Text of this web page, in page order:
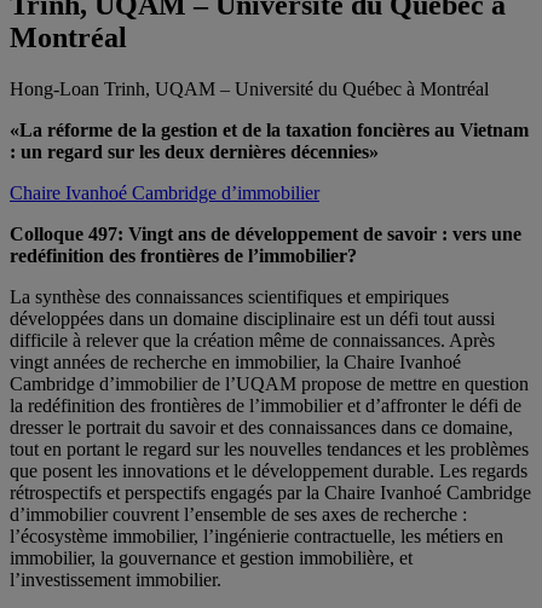
Montréal
Hong-Loan Trinh, UQAM – Université du Québec à Montréal
«La réforme de la gestion et de la taxation foncières au Vietnam
: un regard sur les deux dernières décennies»
Chaire Ivanhoé Cambridge d’immobilier
Colloque 497: Vingt ans de développement de savoir : vers une
redéfinition des frontières de l’immobilier?
La synthèse des connaissances scientifiques et empiriques
développées dans un domaine disciplinaire est un défi tout aussi
difficile à relever que la création même de connaissances. Après
vingt années de recherche en immobilier, la Chaire Ivanhoé
Cambridge d’immobilier de l’UQAM propose de mettre en question
la redéfinition des frontières de l’immobilier et d’affronter le défi de
dresser le portrait du savoir et des connaissances dans ce domaine,
tout en portant le regard sur les nouvelles tendances et les problèmes
que posent les innovations et le développement durable. Les regards
rétrospectifs et perspectifs engagés par la Chaire Ivanhoé Cambridge
d’immobilier couvrent l’ensemble de ses axes de recherche :
l’écosystème immobilier, l’ingénierie contractuelle, les métiers en
immobilier, la gouvernance et gestion immobilière, et
l’investissement immobilier.